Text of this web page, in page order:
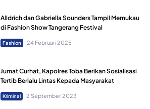
Alldrich dan Gabriella Sounders Tampil Memukau
di Fashion Show Tangerang Festival
Fashion 24 Februari 2025
Jumat Curhat, Kapolres Toba Berikan Sosialisasi
Tertib Berlalu Lintas Kepada Masyarakat
Kriminal 2 September 2023